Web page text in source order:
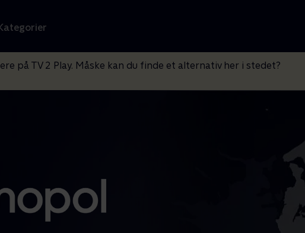
på TV 2 Play. Måske kan du finde et alternativ her i stedet?